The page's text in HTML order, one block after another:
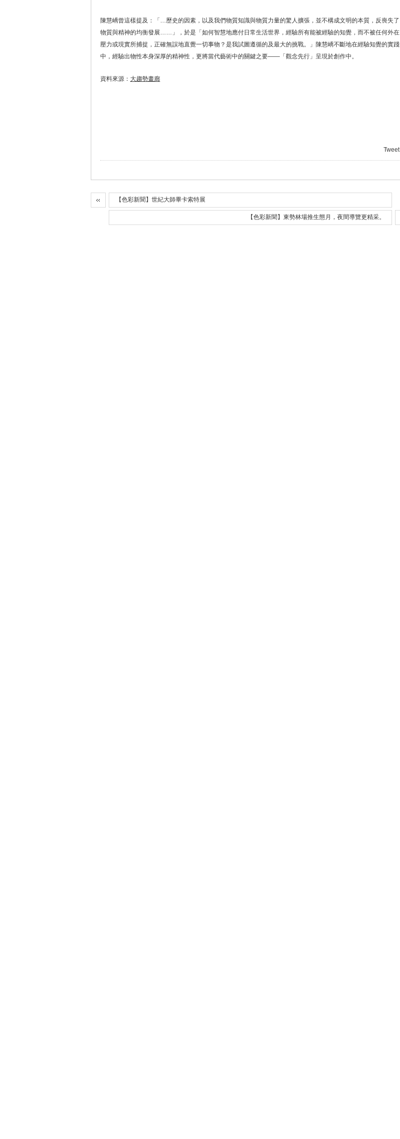
陳慧嶠曾這樣提及：「…歷史的因素，以及我們物質知識與物質力量的驚人擴張，並不構成文明的本質，反喪失了
物質與精神的均衡發展……」，於是「如何智慧地應付日常生活世界，經驗所有能被經驗的知覺，而不被任何外在
壓力或現實所捕捉，正確無誤地直覺一切事物？是我試圖遵循的及最大的挑戰。」陳慧嶠不斷地在經驗知覺的實踐
中，經驗出物性本身深厚的精神性，更將當代藝術中的關鍵之要——「觀念先行」呈現於創作中。
資料來源： 大趨勢畫廊
Tweet
【色彩新聞】世紀大師畢卡索特展
【色彩新聞】東勢林場推生態月，夜間導覽更精采。